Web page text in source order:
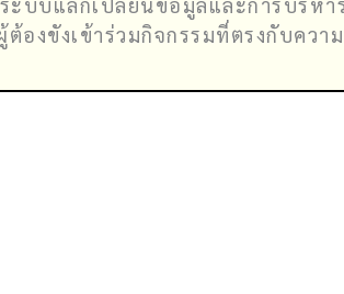
ต้องขังเข้าร่วมกิจกรรมที่ตรงกับคว